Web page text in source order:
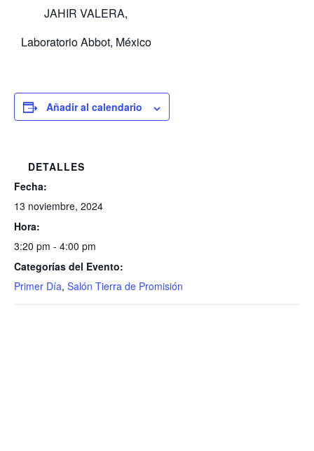
JAHIR VALERA,
Laboratorio Abbot, México
Añadir al calendario
DETALLES
Fecha:
13 noviembre, 2024
Hora:
3:20 pm - 4:00 pm
Categorías del Evento:
Primer Día, Salón Tierra de Promisión